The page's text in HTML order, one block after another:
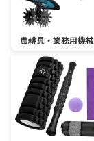
農耕具・業務用機械